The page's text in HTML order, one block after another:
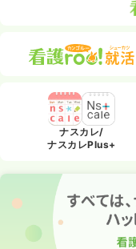
ナスカレ/
ナスカレPlus+